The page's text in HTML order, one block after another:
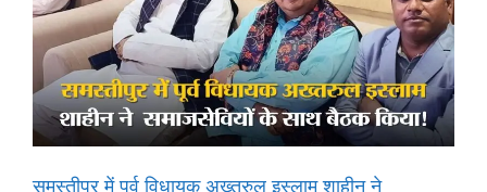
समस्तीपुर में पूर्व विधायक अख्तरुल इस्लाम शाहीन ने